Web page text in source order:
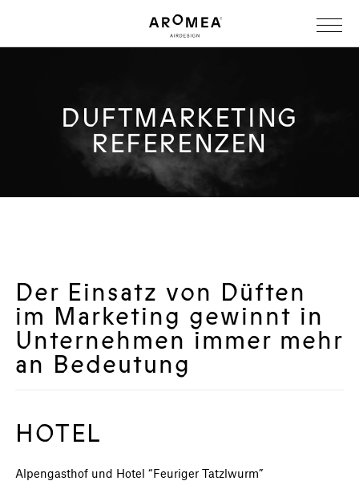
DUFTMARKETING
REFERENZEN
Der Einsatz von Düften
im Marketing gewinnt in
Unternehmen immer mehr
an Bedeutung
HOTEL
Alpengasthof und Hotel “Feuriger Tatzlwurm”